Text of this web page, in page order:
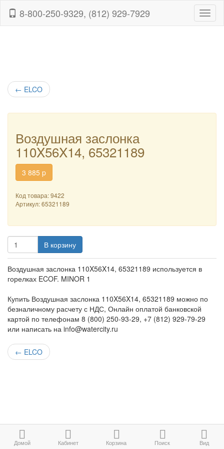
8-800-250-9329, (812) 929-7929
← ELCO
Воздушная заслонка
110X56X14, 65321189
3 885 p
Код товара: 9422
Артикул:65321189
В корзину
Воздушная заслонка 110X56X14, 65321189 используется в
горелках ECOF. MINOR 1
Купить Воздушная заслонка 110X56X14, 65321189 можно по
безналичному расчету с НДС, Онлайн оплатой банковской
картой по телефонам 8 (800) 250-93-29, +7 (812) 929-79-29
или написать на info@watercity.ru
← ELCO
Домой Кабинет Корзина Поиск Вид